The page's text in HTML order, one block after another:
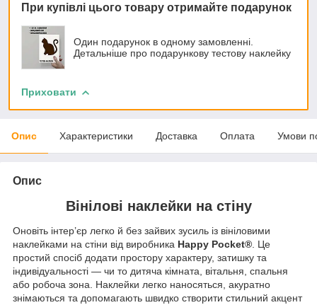
При купівлі цього товару отримайте подарунок
Один подарунок в одному замовленні.
Детальніше про подарункову тестову наклейку
Приховати
Опис Характеристики Доставка Оплата Умови
Опис
Вінілові наклейки на стіну
Оновіть інтер’єр легко й без зайвих зусиль із вініловими
наклейками на стіни від виробника Happy Pocket®. Це
простий спосіб додати простору характеру, затишку та
індивідуальності — чи то дитяча кімната, вітальня, спальня
або робоча зона. Наклейки легко наносяться, акуратно
знімаються та допомагають швидко створити стильний акцент